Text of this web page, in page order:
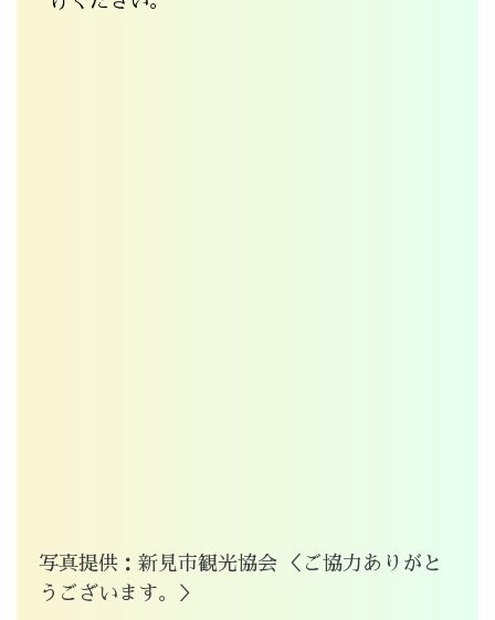
写真提供：新見市観光協会 ＜ご協力ありがと
うございます。＞